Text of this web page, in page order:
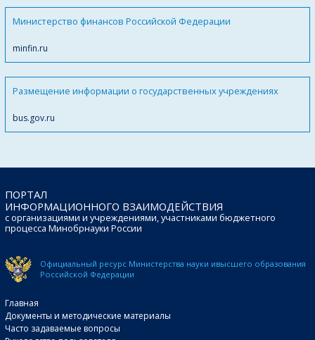
Министерство финансов Российской Федерации
minfin.ru
Размещение информации о государственных учреждениях
bus.gov.ru
ПОРТАЛ
ИНФОРМАЦИОННОГО ВЗАИМОДЕЙСТВИЯ
с организациями и учреждениями, участниками бюджетного
процесса Минобрнауки России
Официальный ресурс Министерства науки ивысшего образования
Российской Федерации
Главная
Документы и методические материалы
Часто задаваемые вопросы